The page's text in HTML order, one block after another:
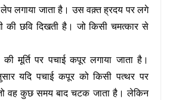
लगाया जाता है। उस वक़्त ह्रदय पर लगे
की छवि दिखती है। जो किसी चमत्कार से
मूर्ति पर पचाई कपूर लगाया जाता है।
यदि पचाई कपूर को किसी पत्थर पर
वह कुछ समय बाद चटक जाता है। लेकिन